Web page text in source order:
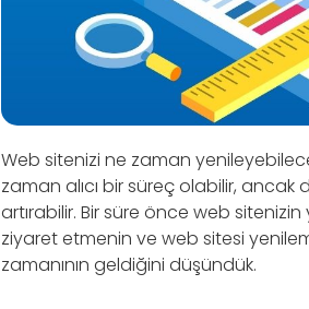
Web sitenizi ne zaman
zaman alıcı bir süreç olabilir, ancak
artırabilir. Bir süre önce web
ziyaret etmenin ve web sitesi
zamanının geldiğini düşündük.